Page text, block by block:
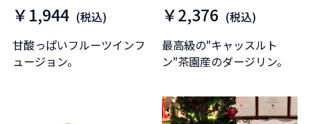
￥1,944 (税込)
甘酸っぱいフルーツインフ
ュージョン。
￥2,376 (税込)
最高級の"キャッスルト
ン"茶園産のダージリン。